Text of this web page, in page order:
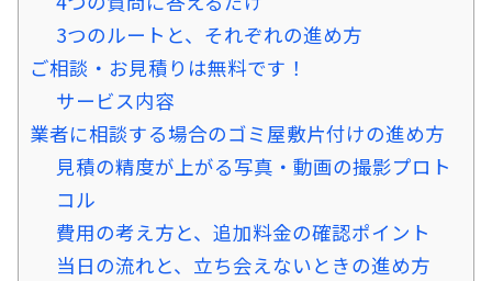
3つのルートと、それぞれの進め方
ご相談・お見積りは無料です！
サービス内容
業者に相談する場合のゴミ屋敷片付けの進め方
見積の精度が上がる写真・動画の撮影プロト
コル
費用の考え方と、追加料金の確認ポイント
当日の流れと、立ち会えないときの進め方